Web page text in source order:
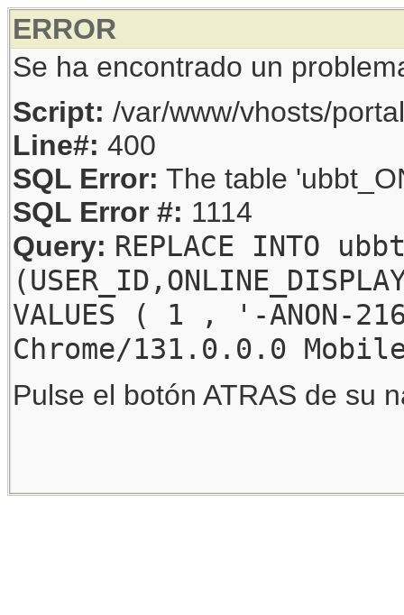
ERROR
Se ha encontrado un
Script: /var/www/vhosts/
Line#: 400
SQL Error: The table
SQL Error #: 1114
Query: REPLACE INTO
VALUES ( 1 , '-
Chrome/131.0.0.0
Pulse el botón ATRAS de su